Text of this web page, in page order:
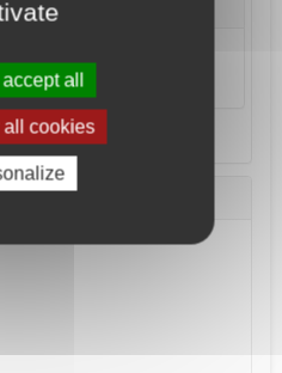
all
all cookies
ou Passeport *
n'est pas acceptée